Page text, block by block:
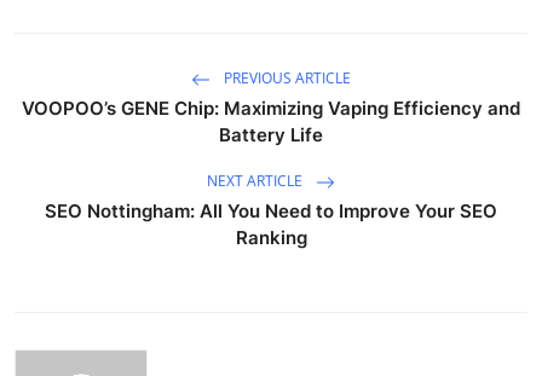
Tech
How To
PREVIOUS ARTICLE
VOOPOO’s GENE Chip: Maximizing Vaping Efficiency and
Battery Life
NEXT ARTICLE
SEO Nottingham: All You Need to Improve Your SEO
Ranking